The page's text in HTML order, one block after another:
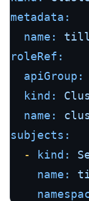
metadata:
name:
roleRef:
apiGroup:
kind:
name:
subjects:
-
kind:
name: